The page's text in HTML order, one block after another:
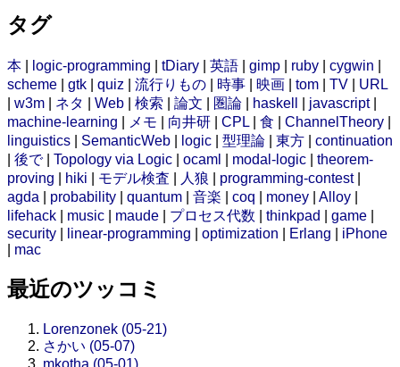
タグ
本 logic-programming tDiary 英語 gimp ruby cygwin
scheme
gtk quiz 流行りもの 時事 映画 tom TV
URL
w3m ネタ Web 検索 論文 圏論 haskell javascript|
machine-learning
メモ 向井研 CPL 食 ChannelTheory
linguistics
SemanticWeb logic 型理論 東方
continuation
後で| Topology via Logic ocaml modal-logic
theorem-
proving
hiki モデル検査 人狼 programming-contest|
agda
probability quantum 音楽 coq money Alloy
lifehack
music maude プロセス代数 thinkpad game
security
linear-programming optimization Erlang
iPhone
mac
最近のツッコミ
Lorenzonek (05-21)
さかい (05-07)